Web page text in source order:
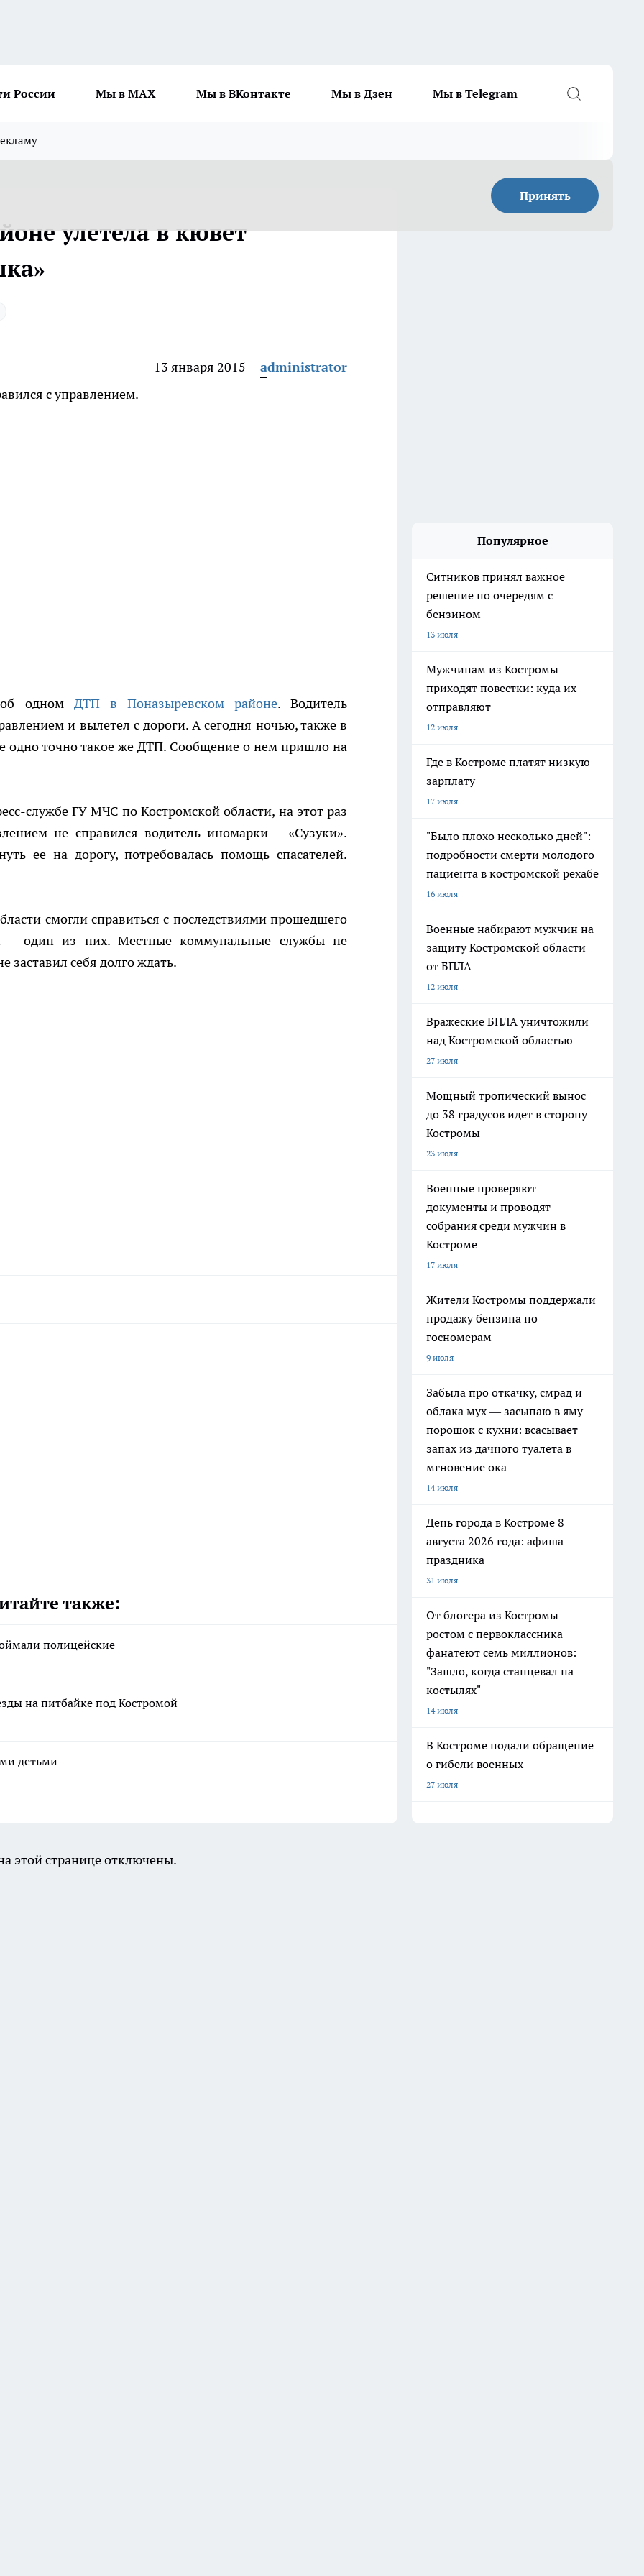
России Мы в MAX Мы в ВКонтакте Мы в Дзен Мы в Telegram
Принять
улетела в кювет
13 января 2015
administrator
с управлением.
одном ДТП в Поназыревском районе.Водитель
и вылетел с дороги. А сегодня ночью, также в
одно точно такое же ДТП. Сообщение о нем пришло на
службе ГУ МЧС по Костромской области, на этот раз
не справился водитель иномарки – «Сузуки».
ее на дорогу, потребовалась помощь спасателей.
смогли справиться с последствиями прошедшего
– один из них. Местные коммунальные службы не
заставил себя долго ждать.
также:
полицейские
на питбайке под Костромой
детьми
Популярное
Ситников принял важное
решение по очередям с
бензином
13 июля
Мужчинам из Костромы
приходят повестки: куда их
отправляют
12 июля
Где в Костроме платят низкую
зарплату
17 июля
"Было плохо несколько дней":
подробности смерти молодого
пациента в костромской рехабе
16 июля
Военные набирают мужчин на
защиту Костромской области
от БПЛА
12 июля
Вражеские БПЛА уничтожили
над Костромской областью
27 июля
Мощный тропический вынос
до 38 градусов идет в сторону
Костромы
23 июля
Военные проверяют
документы и проводят
собрания среди мужчин в
Костроме
17 июля
Жители Костромы поддержали
продажу бензина по
госномерам
9 июля
Забыла про откачку, смрад и
облака мух — засыпаю в яму
порошок с кухни: всасывает
запах из дачного туалета в
мгновение ока
14 июля
День города в Костроме 8
августа 2026 года: афиша
праздника
31 июля
От блогера из Костромы
ростом с первоклассника
фанатеют семь миллионов:
"Зашло, когда станцевал на
костылях"
14 июля
В Костроме подали обращение
о гибели военных
27 июля
этой странице отключены.